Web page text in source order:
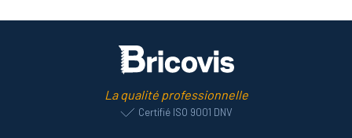
La qualité professionnelle
Certifié ISO 9001 DNV